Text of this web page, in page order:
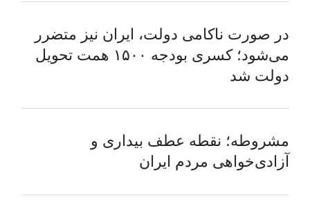
در صورت ناکامی دولت، ایران نیز متضرر
می‌شود؛ کسری بودجه ۱۵۰۰ همت تحویل
دولت شد
مشروطه؛ نقطه عطف بیداری و
آزادی‌خواهی مردم ایران